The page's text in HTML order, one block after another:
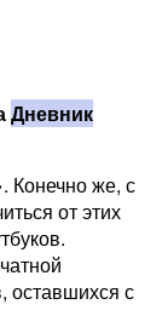
Дневник
Конечно же, с
от этих
оставшихся с